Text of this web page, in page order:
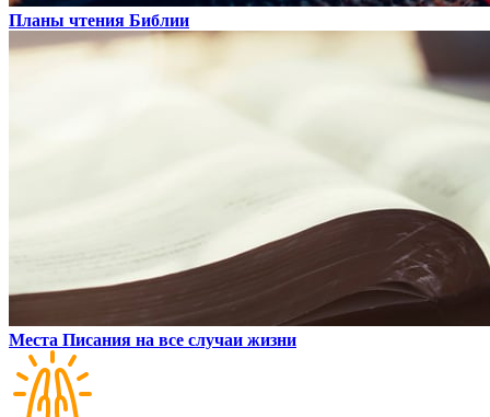
Планы чтения Библии
Места Писания на все случаи жизни